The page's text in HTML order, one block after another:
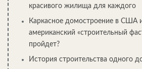
красивого жилища для каждого
Каркасное домостроение в США
американский «строительный
пройдет?
История строительства одного